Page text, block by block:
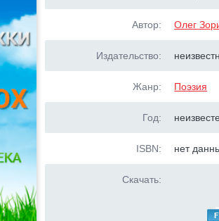
Автор: Олег
Издательство:
Жанр: Поэзия
Год:
ISBN: нет
Скачать: